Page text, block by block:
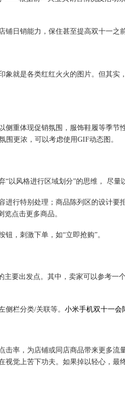
日销能力，保住甚至提高双十一之前
是各类红红火火的图片。但其实
体现促销氛围，服饰鞋履等季节
更浓，可以考虑使用GIF动态图。
格进行区域划分”的思维， 尽量
特别处理；商品陈列区的设计要
点击更多商品。
，刺激下单，如“立即抢购”。
出发点。其中，卖家可以参考一
栏分类/关联等。 小米手机双十一会
，为店铺或同店商品带来更多流
觉上苦下功夫。如果掉以轻心，最